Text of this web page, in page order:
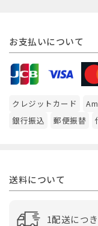
お支払いについて
クレジットカード
銀行振込
郵便振替
送料について
1配送につ